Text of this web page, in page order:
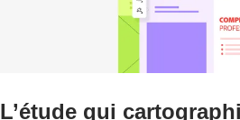
L’étude qui